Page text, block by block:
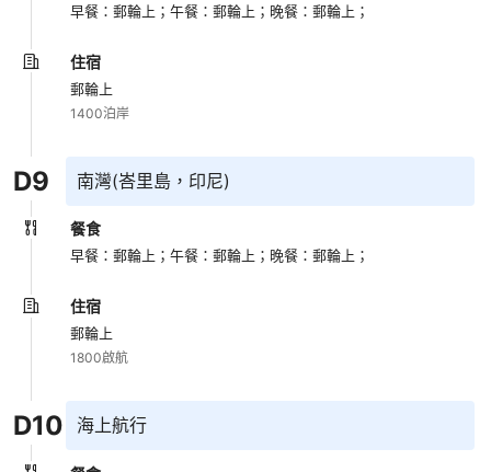
早餐：郵輪上；午餐：郵輪上； 晚餐：郵輪上；
住宿
郵輪上
1400泊岸
D9 南灣(峇里島，印尼)
餐食
早餐：郵輪上；午餐：郵輪上； 晚餐：郵輪上；
住宿
郵輪上
1800啟航
D10 海上航行